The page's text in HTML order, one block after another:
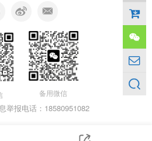
备用微信
举报电话：18580951082